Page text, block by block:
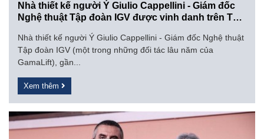
Nhà thiết kế người Ý Giulio Cappellini - Giám đốc
Nghệ thuật Tập đoàn IGV được vinh danh trên Tạp
Nhà thiết kế người Ý Giulio Cappellini - Giám đốc Nghệ thuật
Tập đoàn IGV (một trong những đối tác lâu năm của
GamaLift), gần...
Xem thêm